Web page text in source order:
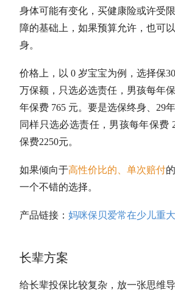
身体可能有变化，买健康险或许受
障的基础上，如果预算允许，也可
身。
价格上，以 0 岁宝宝为例，选择保
万保额，只选必选责任，男孩每年
年保费 765 元。要是选保终身、29
同样只选必选责任，男孩每年保费
保费2250元。
如果倾向于高性价比的、单次赔付
一个不错的选择。
产品链接： 妈咪保贝爱常在少儿重
长辈方案
给长辈投保比较复杂，放一张思维